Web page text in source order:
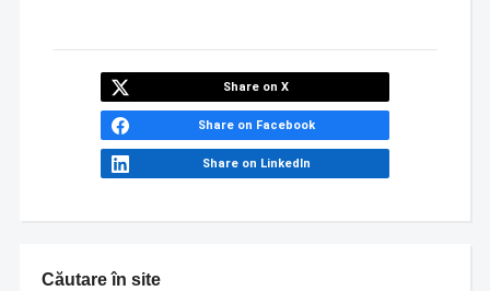
Căutare în site
Share on X
Share on Facebook
Share on LinkedIn